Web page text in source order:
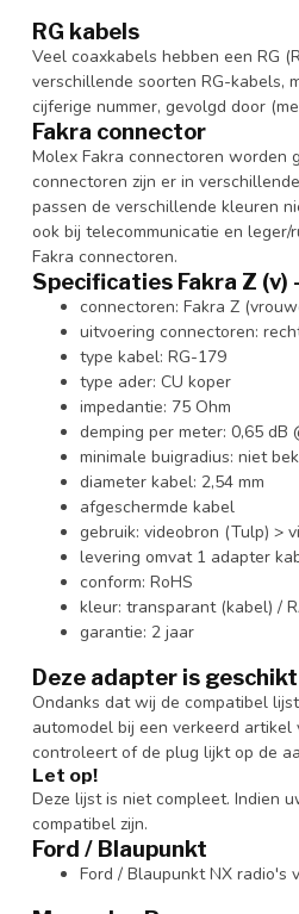
RG kabels
Veel coaxkabels hebben een RG
verschillende soorten RG-kabels,
cijferige nummer, gevolgd door
Fakra connector
Molex Fakra connectoren worden
connectoren zijn er in
passen de verschillende kleuren
ook bij telecommunicatie en
Fakra connectoren.
Specificaties Fakra Z (v)
connectoren: Fakra Z
uitvoering connectoren:
type kabel: RG-179
type ader: CU koper
impedantie: 75 Ohm
demping per meter: 0,65 dB
minimale buigradius: niet
diameter kabel: 2,54 mm
afgeschermde kabel
gebruik: videobron (Tulp) >
levering omvat 1 adapter
conform: RoHS
kleur: transparant (kabel) /
garantie: 2 jaar
Deze adapter is
Ondanks dat wij de compatibel
automodel bij een verkeerd
controleert of de plug lijkt op de
Let op!
Deze lijst is niet compleet. Indien
compatibel zijn.
Ford / Blaupunkt
Ford / Blaupunkt NX radio's